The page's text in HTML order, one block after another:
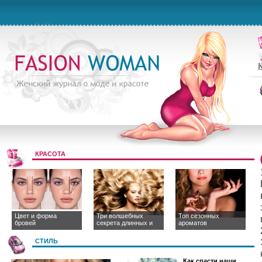
КРАСОТА
Цвет и форма
бровей
Три волшебных
секрета длинных и
Топ сезонных
ароматов
СТИЛЬ